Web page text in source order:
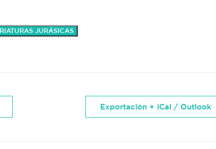
JURÁSICAS
Exportación + iCal / Outlook